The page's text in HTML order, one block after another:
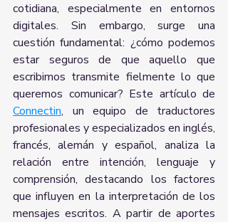
cotidiana, especialmente en entornos
digitales. Sin embargo, surge una
cuestión fundamental: ¿cómo podemos
estar seguros de que aquello que
escribimos transmite fielmente lo que
Connectin, un equipo de traductores
profesionales y especializados en inglés,
francés, alemán y español, analiza la
relación entre intención, lenguaje y
comprensión, destacando los factores
que influyen en la interpretación de los
mensajes escritos. A partir de aportes